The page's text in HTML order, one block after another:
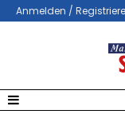
Anmelden /